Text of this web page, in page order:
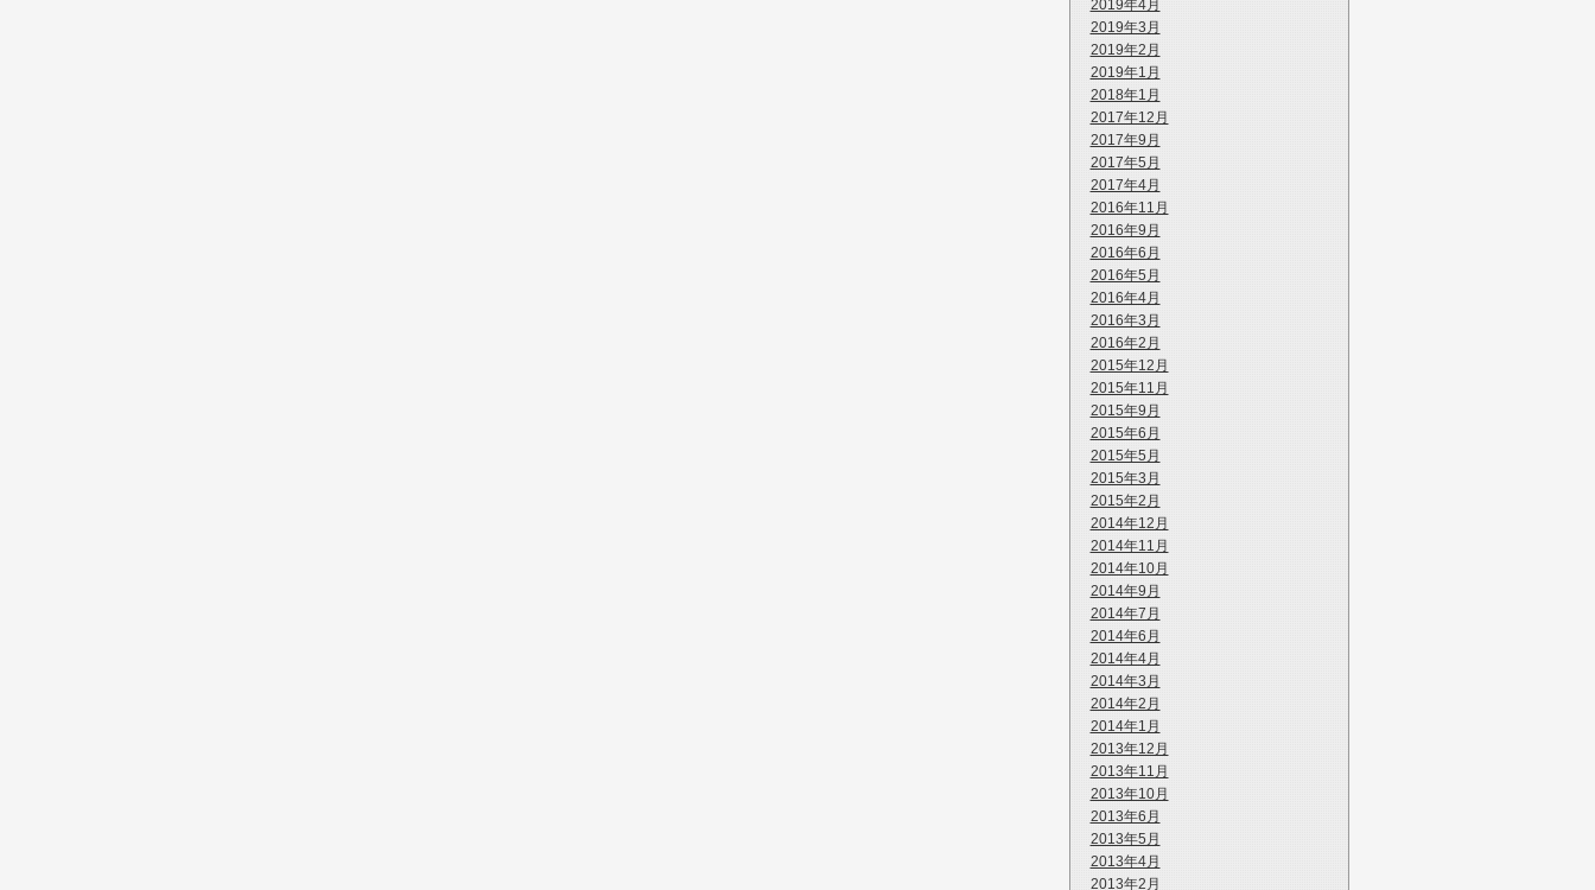
2019年4月
2019年3月
2019年2月
2019年1月
2018年1月
2017年12月
2017年9月
2017年5月
2017年4月
2016年11月
2016年9月
2016年6月
2016年5月
2016年4月
2016年3月
2016年2月
2015年12月
2015年11月
2015年9月
2015年6月
2015年5月
2015年3月
2015年2月
2014年12月
2014年11月
2014年10月
2014年9月
2014年7月
2014年6月
2014年4月
2014年3月
2014年2月
2014年1月
2013年12月
2013年11月
2013年10月
2013年6月
2013年5月
2013年4月
2013年2月